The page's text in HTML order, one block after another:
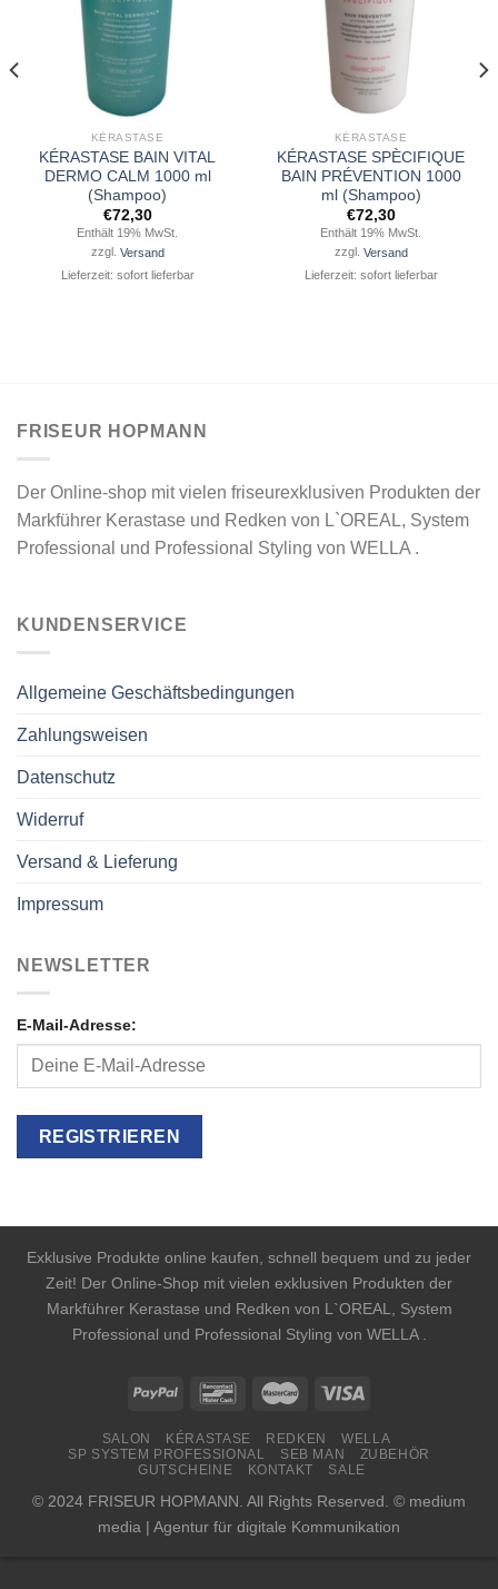
KÉRASTASE
KÉRASTASE BAIN VITAL
DERMO CALM 1000 ml
(Shampoo)
€72,30
Enthält 19% MwSt.
zzgl. Versand
Lieferzeit: sofort lieferbar
KÉRASTASE
KÉRASTASE SPÈCIFIQUE
BAIN PRÉVENTION 1000
ml (Shampoo)
€72,30
Enthält 19% MwSt.
zzgl. Versand
Lieferzeit: sofort lieferbar
FRISEUR HOPMANN
Der Online-shop mit vielen friseurexklusiven Produkten der
Markführer Kerastase und Redken von L`OREAL, System
Professional und Professional Styling von WELLA .
KUNDENSERVICE
Allgemeine Geschäftsbedingungen
Zahlungsweisen
Datenschutz
Widerruf
Versand & Lieferung
Impressum
NEWSLETTER
E-Mail-Adresse:
Exklusive Produkte online kaufen, schnell bequem und zu jeder
Zeit! Der Online-Shop mit vielen exklusiven Produkten der
Markführer Kerastase und Redken von L`OREAL, System
Professional und Professional Styling von WELLA .
SALON KÉRASTASE REDKEN
WELLA
SP SYSTEM PROFESSIONAL
SEB MAN
ZUBEHÖR
GUTSCHEINE
KONTAKT SALE
© 2024 FRISEUR HOPMANN. All Rights Reserved. © medium
media | Agentur für digitale Kommunikation